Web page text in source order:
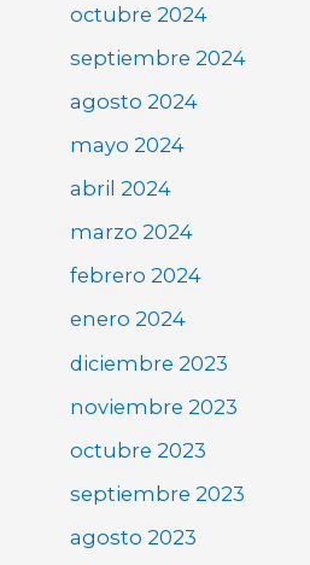
octubre 2024
septiembre 2024
agosto 2024
mayo 2024
abril 2024
marzo 2024
febrero 2024
enero 2024
diciembre 2023
noviembre 2023
octubre 2023
septiembre 2023
agosto 2023